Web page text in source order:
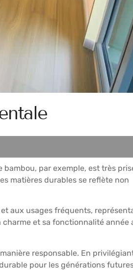
par exemple, est très
matières durables se reflète non
aux usages fréquents,
et sa fonctionnalité année
responsable. En
pour les générations